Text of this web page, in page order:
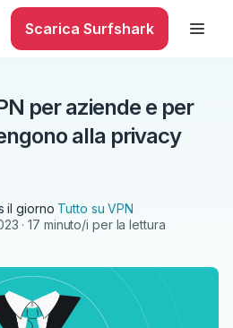
Scarica Surfshark
per aziende e per
alla privacy
il giorno Tutto su VPN
· 17 minuto/i per la lettura